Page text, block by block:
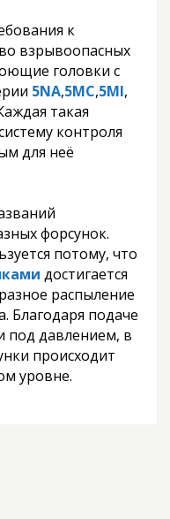
к
взрывоопасных
головки с
5NA,5MC,5MI,
такая
контроля
для неё
форсунок.
потому, что
достигается
распыление
Благодаря подаче
под давлением, в
происходит
уровне.